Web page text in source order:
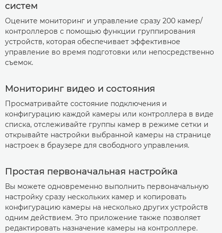
систем
Оцените мониторинг и управление сразу 200 камер/
контроллеров с помощью функции группирования
устройств, которая обеспечивает эффективное
управление во время подготовки или непосредственно
съемок.
Мониторинг видео и состояния
Просматривайте состояние подключения и
конфигурацию каждой камеры или контроллера в виде
списка, отслеживайте группы камер в режиме сетки и
открывайте настройки выбранной камеры на странице
настроек в браузере для свободного управления.
Простая первоначальная настройка
Вы можете одновременно выполнить первоначальную
настройку сразу нескольких камер и копировать
конфигурацию камеры на несколько других устройств
одним действием. Это приложение также позволяет
редактировать назначение камеры на контроллере.